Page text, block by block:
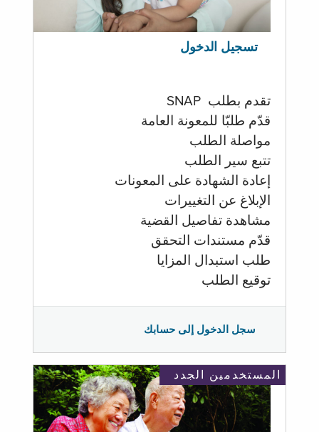
تسجيل الدخول
تقدم بطلب SNAP
قدّم طلبّا للمعونة العامة
مواصلة الطلب
تتبع سير الطلب
إعادة الشهادة على المعونات
الإبلاغ عن التغييرات
مشاهدة تفاصيل القضية
قدّم مستندات التحقق
طلب استبدال المزايا
توقيع الطلب
سجل الدخول إلى حسابك
المستخدمين الجدد